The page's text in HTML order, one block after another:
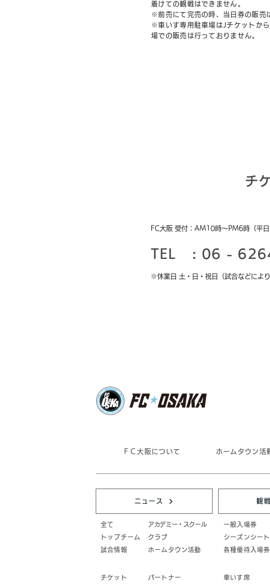
着けての観戦はできません。
※前売にて完売の時、当日券の販売
※車いす専用駐車場はJチケットか
場での販売は行っておりません。
チ
FC大阪 受付：AM10時〜PM6時（平日
TEL : 06 -
※休業日 土・日・祝日（試合などによ
ＦＣ大阪について ホームタウン活
ニュース
全て
トップチーム
試合情報
アカデミー・スクール
クラブ
ホームタウン活動
チケット パートナー
観
一般入場券
シーズンシート
各種優待入場券
車いす席